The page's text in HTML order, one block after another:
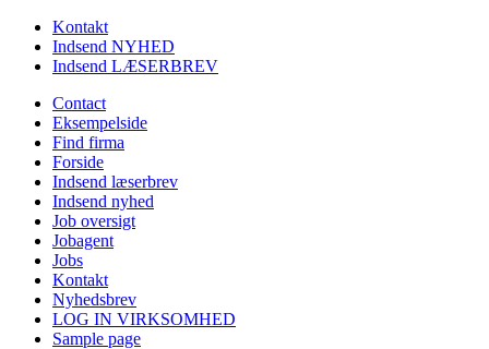
Kontakt
Indsend NYHED
Indsend LÆSERBREV
Contact
Eksempelside
Find firma
Forside
Indsend læserbrev
Indsend nyhed
Job oversigt
Jobagent
Jobs
Kontakt
Nyhedsbrev
LOG IN VIRKSOMHED
Sample page